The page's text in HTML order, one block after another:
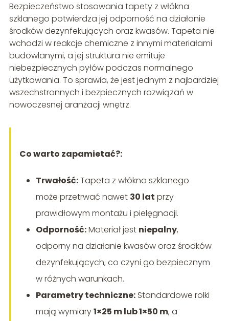
Bezpieczeństwo stosowania tapety z włókna
szklanego potwierdza jej odporność na działanie
środków dezynfekujących oraz kwasów. Tapeta nie
wchodzi w reakcje chemiczne z innymi materiałami
budowlanymi, a jej struktura nie emituje
niebezpiecznych pyłów podczas normalnego
użytkowania. To sprawia, że jest jednym z najbardziej
wszechstronnych i bezpiecznych rozwiązań w
nowoczesnej aranżacji wnętrz.
Co warto zapamietać?:
Trwałość:Tapeta z włókna szklanego
może przetrwać nawet 30 lat przy
prawidłowym montażu i pielęgnacji.
Odporność:Materiał jest niepalny,
odporny na działanie kwasów oraz środków
dezynfekujących, co czyni go bezpiecznym
w różnych warunkach.
Parametry techniczne:Standardowe rolki
mają wymiary1×25 m lub 1×50 m, a